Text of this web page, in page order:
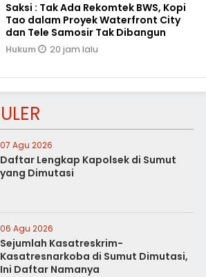
Saksi : Tak Ada Rekomtek BWS, Kopi
Tao dalam Proyek Waterfront City
dan Tele Samosir Tak Dibangun
Hukum 20 jam lalu
07 Agu 2026
Daftar Lengkap Kapolsek di Sumut
yang Dimutasi
06 Agu 2026
Sejumlah Kasatreskrim-
Kasatresnarkoba di Sumut Dimutasi,
Ini Daftar Namanya